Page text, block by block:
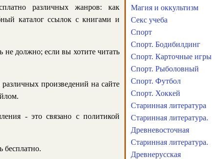
различных жанров: как
каталог ссылок с книгами и
не должно; если вы хотите читать
произведений на сайте
- это связано с политикой
бесплатно.
Магия и оккультизм
Секс учеба
Спорт
Спорт. Бодибилдинг
Спорт. Карточные игры
Спорт. Рыболовный
Спорт. Футбол
Спорт. Хоккей
Старинная литература
Старинная литература.
Древневосточная
Старинная литература.
Древнерусская